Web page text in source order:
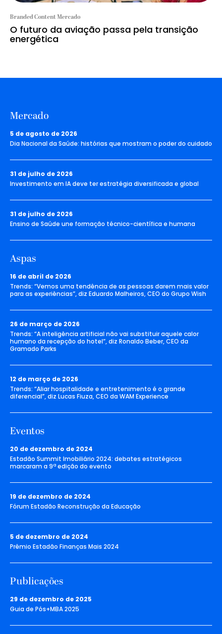
Branded Content Mercado
O futuro da aviação passa pela transição
energética
Mercado
5 de agosto de 2026
Dia Nacional da Saúde: histórias que mostram o poder do cuidado
31 de julho de 2026
Investimento em IA deve ter estratégia diversificada e global
31 de julho de 2026
Ensino de Saúde une formação técnico-científica e humana
Aspas
16 de abril de 2026
Trends: “Vemos uma tendência de as pessoas darem mais valor
para as experiências”, diz Eduardo Malheiros, CEO do Grupo Wish
26 de março de 2026
Trends: “A inteligência artificial não vai substituir aquele calor
humano da recepção do hotel”, diz Ronaldo Beber, CEO da
Gramado Parks
12 de março de 2026
Trends: “Aliar hospitalidade e entretenimento é o grande
diferencial”, diz Lucas Fiuza, CEO da WAM Experience
Eventos
20 de dezembro de 2024
Estadão Summit Imobiliário 2024: debates estratégicos
marcaram a 9ª edição do evento
19 de dezembro de 2024
Fórum Estadão Reconstrução da Educação
5 de dezembro de 2024
Prêmio Estadão Finanças Mais 2024
Publicações
29 de dezembro de 2025
Guia de Pós+MBA 2025